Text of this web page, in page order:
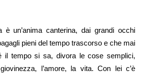
un’anima canterina, dai grandi occhi
pieni del tempo trascorso e che mai
il tempo si sa, divora le cose semplici,
l’amore, la vita. Con lei c’è